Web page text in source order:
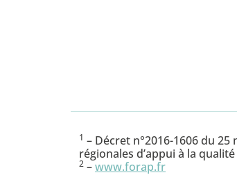
1 – Décret n°2016-1606 du
régionales d’appui à la
2 –www.forap.fr